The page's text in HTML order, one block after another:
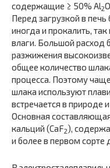
содержащие ≥ 50% Al2O
Перед загрузкой в
иногда и прокалить,
влаги. Большой расход
разжижения
общее количество
процесса. Поэтому
шлака используют
встречается в природе
Основная
кальций (CaF2),
и более в первом сорте